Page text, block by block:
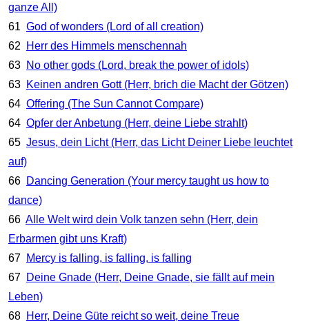
ganze All)
61 God of wonders (Lord of all creation)
62
Herr des Himmels menschennah
63 No other gods (Lord, break the power of idols)
63 Keinen andren Gott (Herr, brich die Macht der Götzen)
64 Offering (The Sun Cannot Compare)
64 Opfer der Anbetung (Herr, deine Liebe strahlt)
65 Jesus, dein Licht (Herr, das Licht Deiner Liebe leuchtet
auf)
66 Dancing Generation (Your mercy taught us how to
dance)
66 Alle Welt wird dein Volk tanzen sehn (Herr, dein
Erbarmen gibt uns Kraft)
67 Mercy is falling, is falling, is falling
67 Deine Gnade (Herr, Deine Gnade, sie fällt auf mein
Leben)
68 Herr, Deine Güte reicht so weit, deine Treue